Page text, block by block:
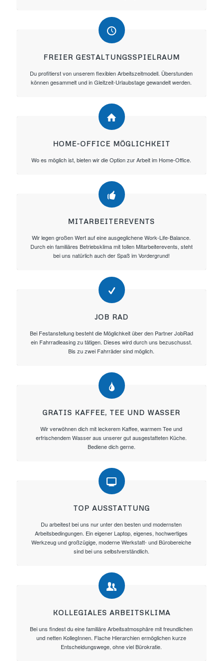
FREIER GESTALTUNGSSPIELRAUM
Du profitierst von unserem flexiblen Arbeitszeitmodell. Überstunden
können gesammelt und in Gleitzeit-Urlaubstage gewandelt werden.
HOME-OFFICE MÖGLICHKEIT
Wo es möglich ist, bieten wir die Option zur Arbeit im Home-Office.
MITARBEITEREVENTS
Wir legen großen Wert auf eine ausgeglichene Work-Life-Balance.
Durch ein familiäres Betriebsklima mit tollen Mitarbeiterevents, steht
bei uns natürlich auch der Spaß im Vordergrund!
JOB RAD
Bei Festanstellung besteht die Möglichkeit über den Partner JobRad
ein Fahrradleasing zu tätigen. Dieses wird durch uns bezuschusst.
Bis zu zwei Fahrräder sind möglich.
GRATIS KAFFEE, TEE UND WASSER
Wir verwöhnen dich mit leckerem Kaffee, warmem Tee und
erfrischendem Wasser aus unserer gut ausgestatteten Küche.
Bediene dich gerne.
TOP AUSSTATTUNG
Du arbeitest bei uns nur unter den besten und modernsten
Arbeitsbedingungen. Ein eigener Laptop, eigenes, hochwertiges
Werkzeug und großzügige, moderne Werkstatt- und Bürobereiche
sind bei uns selbstverständlich.
KOLLEGIALES ARBEITSKLIMA
Bei uns findest du eine familiäre Arbeitsatmosphäre mit freundlichen
und netten KollegInnen. Flache Hierarchien ermöglichen kurze
Entscheidungswege, ohne viel Bürokratie.